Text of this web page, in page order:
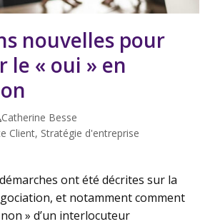
nouvelles pour
le « oui » en
Catherine Besse
Client, Stratégie d'entreprise
ont été décrites sur la
et notamment comment
» d’un interlocuteur